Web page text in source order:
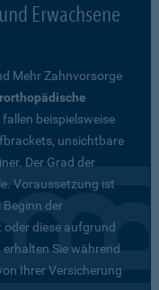
Erwachsene
Mehr Zahnvorsorge
beispielsweise
unsichtbare
Der Grad der
Voraussetzung ist
Beginn der
diese aufgrund
Sie während
Ihrer Versicherung